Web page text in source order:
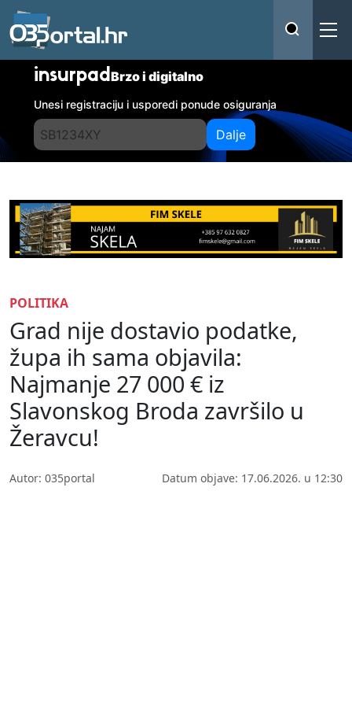
insurpadBrzo i digitalno
Unesi registraciju i usporedi ponude osiguranja
Dalje
POLITIKA
Grad nije dostavio podatke,
župa ih sama objavila:
Najmanje 27 000 € iz
Slavonskog Broda završilo u
Žeravcu!
Autor: 035portal Datum objave: 17.06.2026. u 12:30